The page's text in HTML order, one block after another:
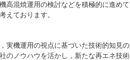
高混焼運用の検討などを積極的に進め
えております。
実機運用の視点に基づいた技術的知見
のノウハウを活かし，新たな再エネ技